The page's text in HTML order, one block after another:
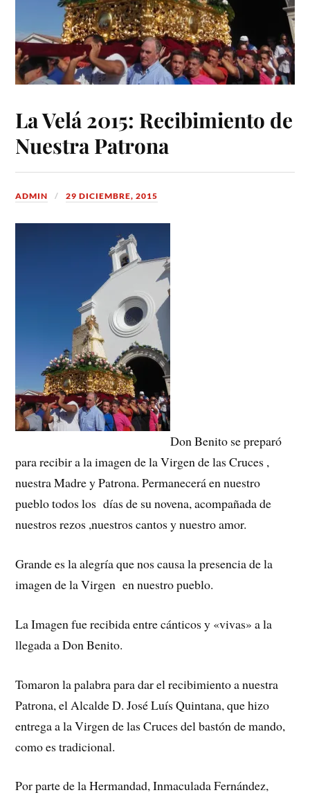
La Velá 2015: Recibimiento de
Nuestra Patrona
ADMIN 29 DICIEMBRE, 2015
Don Benito se preparó
para recibir a la imagen de la Virgen de las Cruces ,
nuestra Madre y Patrona. Permanecerá en nuestro
pueblo todos los días de su novena, acompañada de
nuestros rezos ,nuestros cantos y nuestro amor.
Grande es la alegría que nos causa la presencia de la
imagen de la Virgen en nuestro pueblo.
La Imagen fue recibida entre cánticos y «vivas» a la
llegada a Don Benito.
Tomaron la palabra para dar el recibimiento a nuestra
Patrona, el Alcalde D. José Luís Quintana, que hizo
entrega a la Virgen de las Cruces del bastón de mando,
como es tradicional.
Por parte de la Hermandad, Inmaculada Fernández,